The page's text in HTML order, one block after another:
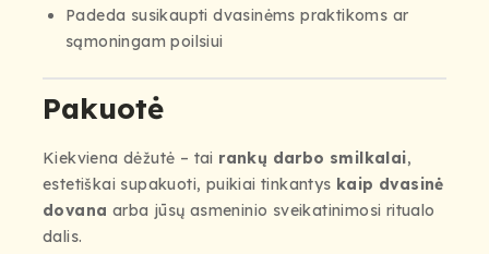
Padeda susikaupti dvasinėms praktikoms ar
sąmoningam poilsiui
Pakuotė
Kiekviena dėžutė – tai rankų darbo smilkalai,
estetiškai supakuoti, puikiai tinkantys kaip dvasinė
dovana arba jūsų asmeninio sveikatinimosi ritualo
dalis.